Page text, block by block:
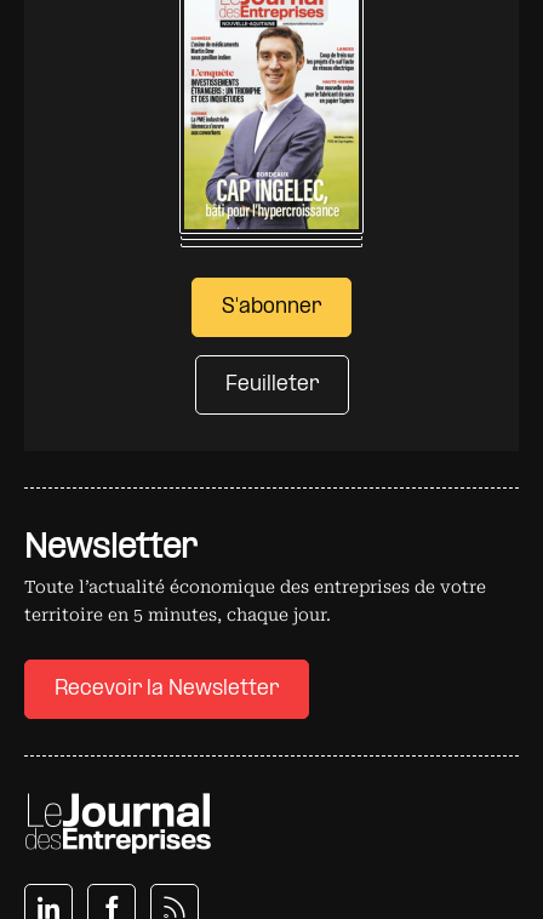
Newsletter
Toute l’actualité économique des entreprises de votre
territoire en 5 minutes, chaque jour.
Recevoir la Newsletter
S'abonner
Feuilleter